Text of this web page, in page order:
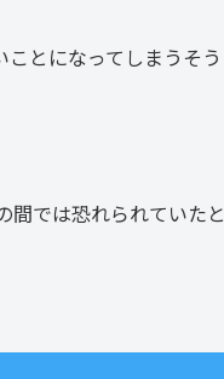
とになってしまうそう
間では恐れられていたと